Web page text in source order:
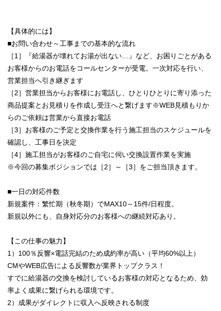
【具体的には】
■お問い合わせ～工事までの基本的な流れ
［1］『給湯器が壊れてお湯が出ない…』など、お困りごとがある
お客様からのお電話をコールセンターが受電。一次対応を行い、
営業担当へ引き継ぎます
［2］営業担当からお客様にお電話し、ひとりひとりに寄り添った
商品提案とお見積りを作成し受注へと繋げます※WEB見積もりか
らのご依頼は営業から直接お電話
［3］お客様のご予定と交換作業を行う施工担当のスケジュールを
確認し、工事日を決定
［4］施工担当がお客様のご自宅に伺い交換設置作業を実施
※今回の募集ポジションでは［2］～［3］をご担当頂きます。
■一日の対応件数
新規案件：繁忙期（秋冬期）でMAX10～15件/日程度。
新規以外にも、自身対応分のお客様への継続対応あり。
【この仕事の魅力】
1）100％反響×電話完結のため成約率が高い（平均60%以上）
CMやWEB広告による反響数が業界トップクラス！
すでに給湯器の交換を検討しているお客様の対応となるため、効
率よく成果に繋げられる環境です。
2）成果がダイレクトに収入へ反映される制度